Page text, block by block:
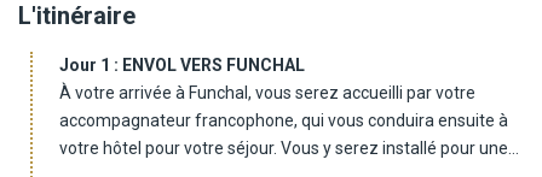
voyage : les célèbres *levadas*, ces canaux d'irrigation uniques qui
serpentent l'île à travers des forêts de laurissilva classées à
l'UNESCO. Elles offrent des sentiers de randonnée inoubliables,
comme ceux du Caldeirão Verde, de Rabaçal ou de Larano, entre
cascades féeriques, tunnels creusés dans la roche et panoramas
à couper le souffle. Une expérience complète pour découvrir l'âme
L'itinéraire
Jour 1 : ENVOL VERS FUNCHAL
À votre arrivée à Funchal, vous serez accueilli par votre
accompagnateur francophone, qui vous conduira ensuite à
votre hôtel pour votre séjour. Vous y serez installé pour une